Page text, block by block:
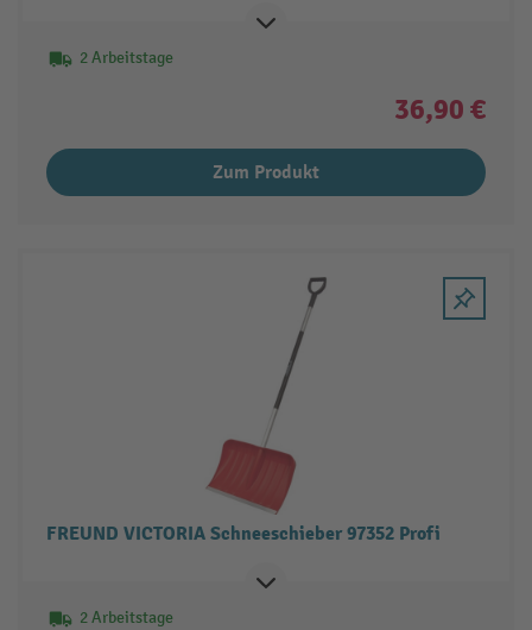
2 Arbeitstage
36,90 €
Zum Produkt
FREUND VICTORIA Schneeschieber 97352 Profi
2 Arbeitstage